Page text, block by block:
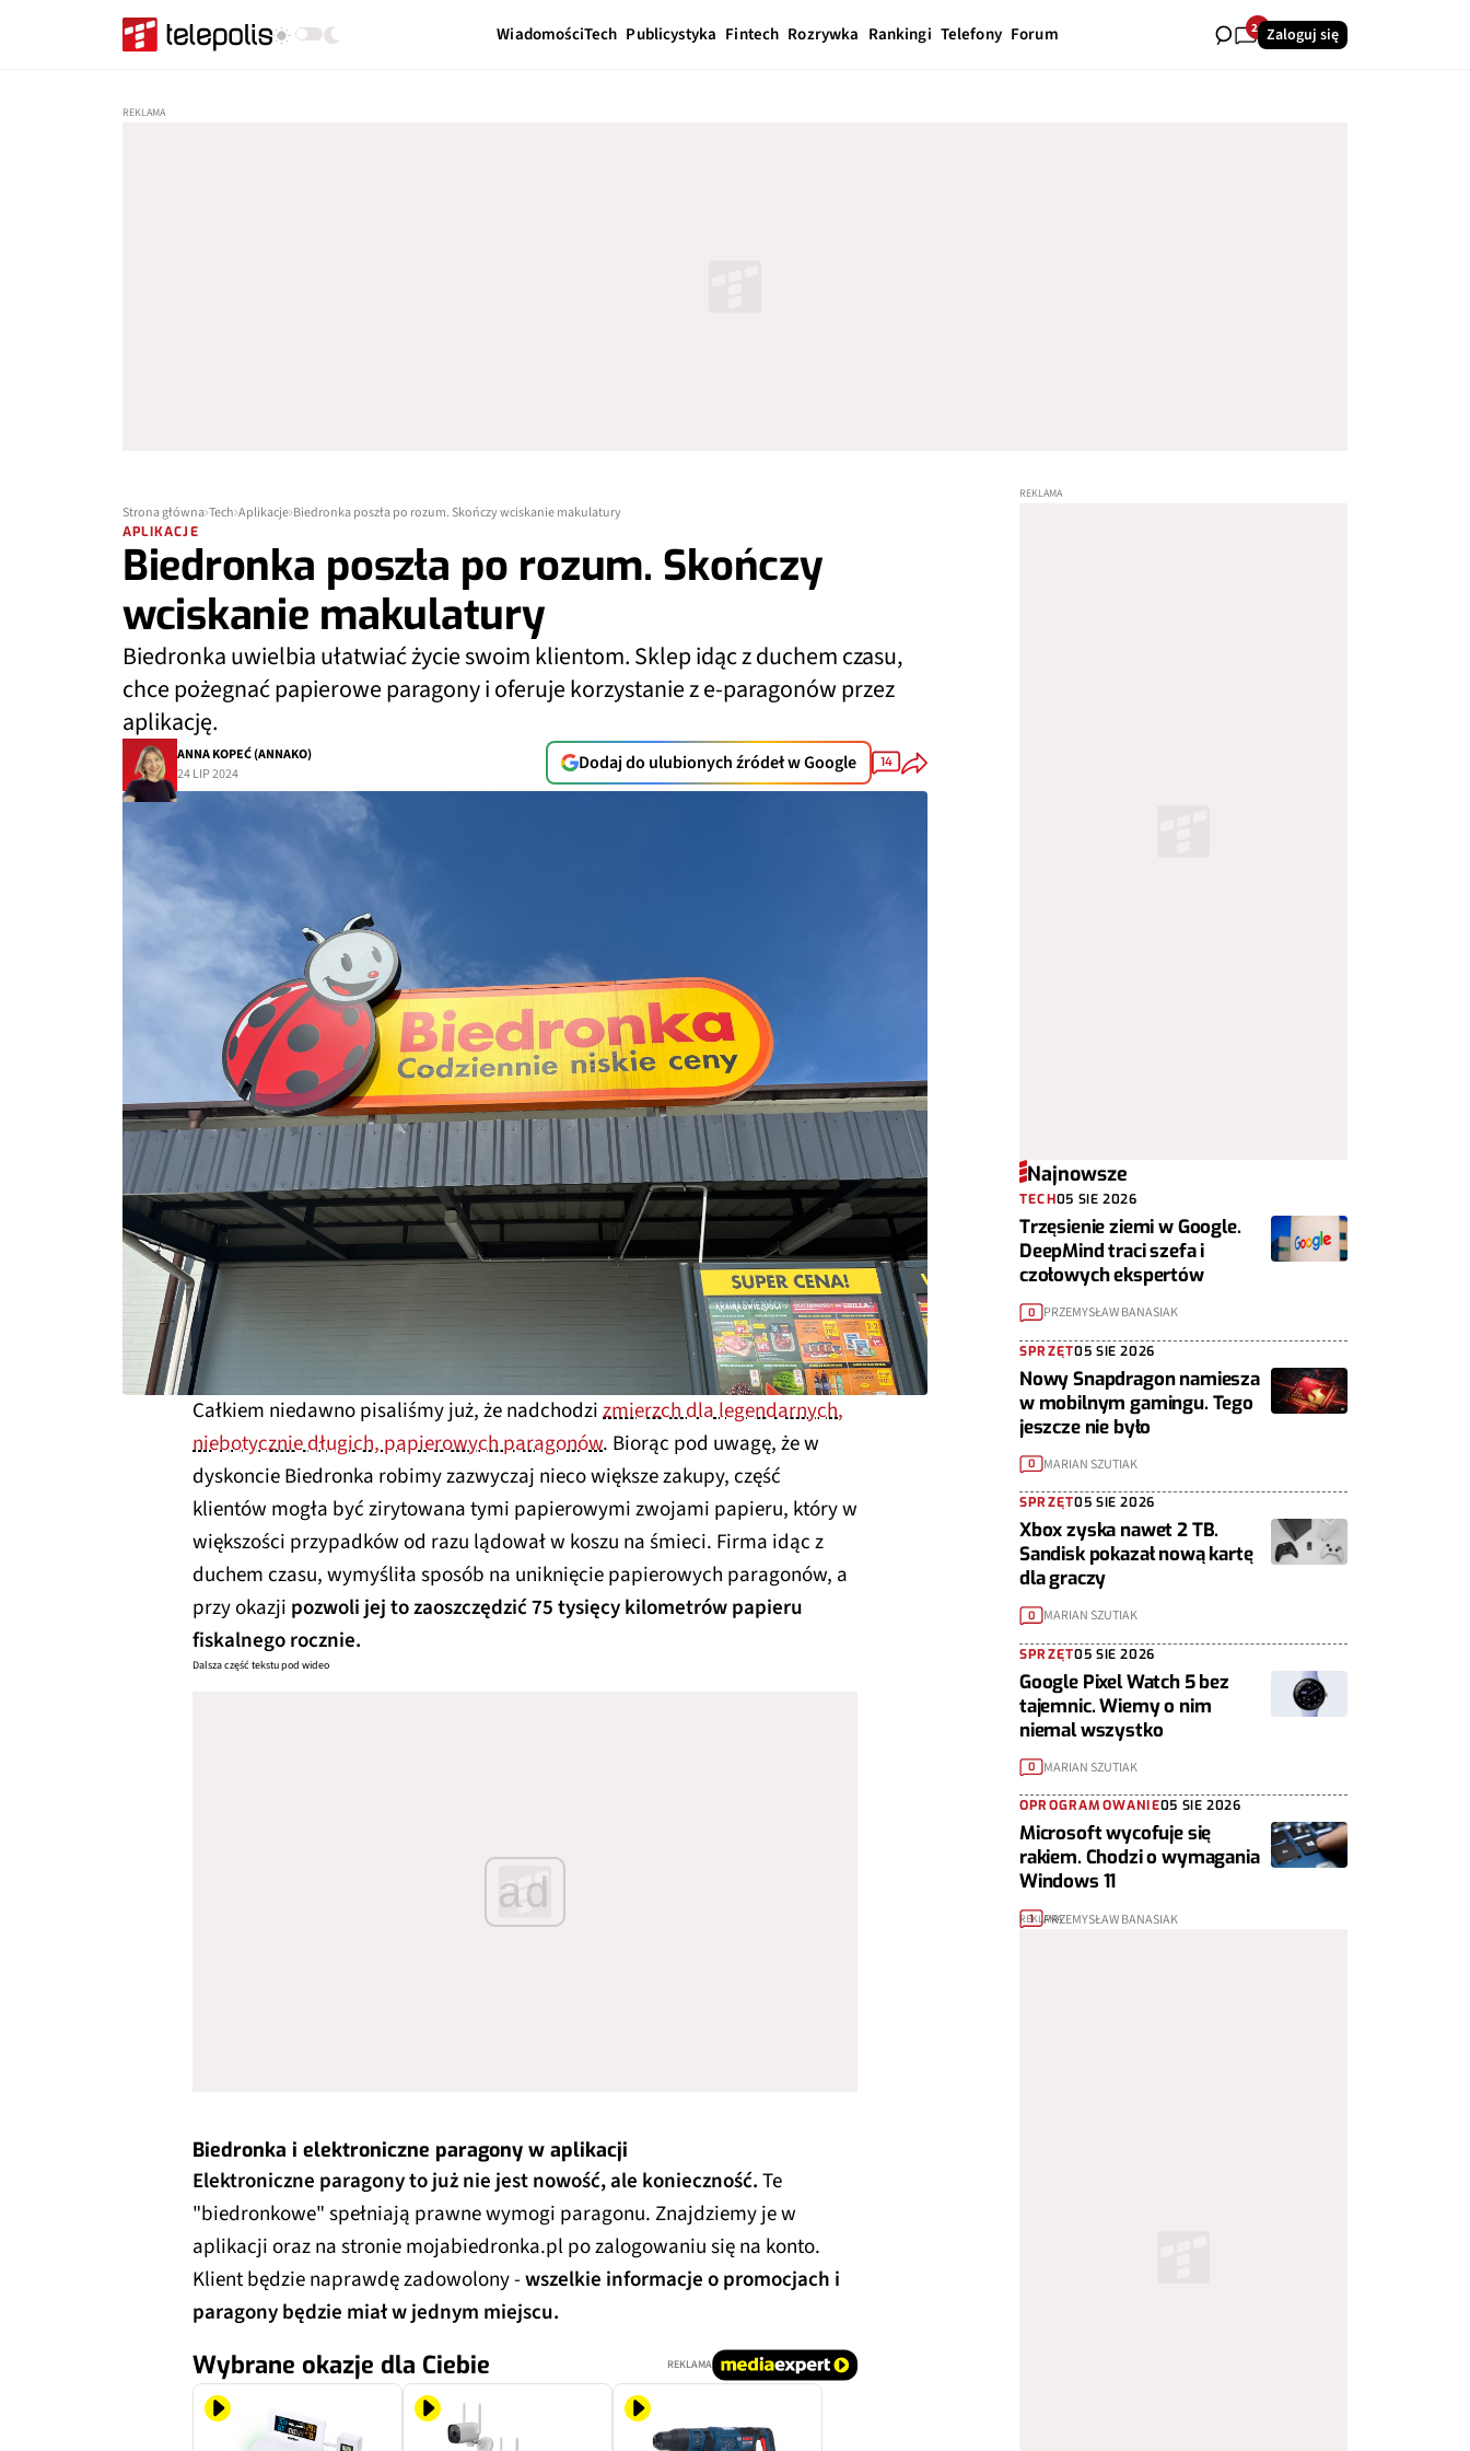
WiadomościTech Publicystyka Fintech Rozrywka Rankingi Telefony Forum 20Zaloguj się
Strona główna Tech Aplikacje Biedronka poszła po rozum. Skończy wciskanie makulatury
APLIKACJE
Biedronka poszła po rozum. Skończy
wciskanie makulatury
Biedronka uwielbia ułatwiać życie swoim klientom. Sklep idąc z duchem czasu,
chce pożegnać papierowe paragony i oferuje korzystanie z e-paragonów przez
aplikację.
ANNA KOPEĆ (ANNAKO)
24 LIP 2024
Dodaj do ulubionych źródeł w Google 14
Całkiem niedawno pisaliśmy już, że nadchodzizmierzch dla legendarnych,
niebotycznie długich, papierowych paragonów. Biorąc pod uwagę, że w
dyskoncie Biedronka robimy zazwyczaj nieco większe zakupy, część
klientów mogła być zirytowana tymi papierowymi zwojami papieru, który w
większości przypadków od razu lądował w koszu na śmieci. Firma idąc z
duchem czasu, wymyśliła sposób na uniknięcie papierowych paragonów, a
przy okazji pozwoli jej to zaoszczędzić 75 tysięcy kilometrów papieru
fiskalnego rocznie.
Dalsza część tekstu pod wideo
ad
Biedronka i elektroniczne paragony w aplikacji
Elektroniczne paragony to już nie jest nowość, ale konieczność.Te
"biedronkowe" spełniają prawne wymogi paragonu. Znajdziemy je w
aplikacji oraz na stronie mojabiedronka.pl po zalogowaniu się na konto.
Klient będzie naprawdę zadowolony -wszelkie informacje o promocjach i
paragony będzie miał w jednym miejscu.
Wybrane okazje dla Ciebie REKLAMA
Najnowsze
TECH05 SIE 2026
Trzęsienie ziemi w Google.
DeepMind traci szefa i
czołowych ekspertów
0 PRZEMYSŁAW BANASIAK
SPRZĘT05 SIE 2026
Nowy Snapdragon namiesza
w mobilnym gamingu. Tego
jeszcze nie było
0 MARIAN SZUTIAK
SPRZĘT05 SIE 2026
Xbox zyska nawet 2 TB.
Sandisk pokazał nową kartę
dla graczy
0 MARIAN SZUTIAK
SPRZĘT05 SIE 2026
Google Pixel Watch 5 bez
tajemnic. Wiemy o nim
niemal wszystko
0 MARIAN SZUTIAK
OPROGRAMOWANIE05 SIE 2026
Microsoft wycofuje się
rakiem. Chodzi o wymagania
Windows 11
1 PRZEMYSŁAW BANASIAK